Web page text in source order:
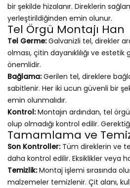
bir şekilde hizalanır. Direklerin
yerleştirildiğinden emin olunur.
Tel Örgü Montajı Han
Tel Germe:Galvanizli tel, direkler
olması, çitin dayanıklılığı ve
önemlidir.
Bağlama:Gerilen tel, direklere
sabitlenir. Her iki ucun güvenli bir
emin olunmalıdır.
Kontrol:Montajın ardından, tel
olup olmadığı kontrol edilir.
Tamamlama ve
Son Kontroller:Tüm direklerin ve
daha kontrol edilir. Eksiklikler veya
Temizlik:Montaj işlemi sırasında
malzemeler temizlenir. Çit alanı,